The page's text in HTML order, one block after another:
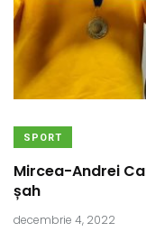
SPORT
Mircea-Andrei
șah
decembrie 4, 2022